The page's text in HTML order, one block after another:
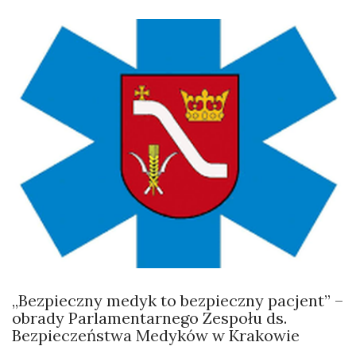
„Bezpieczny medyk to bezpieczny pacjent” –
obrady Parlamentarnego Zespołu ds.
Bezpieczeństwa Medyków w Krakowie